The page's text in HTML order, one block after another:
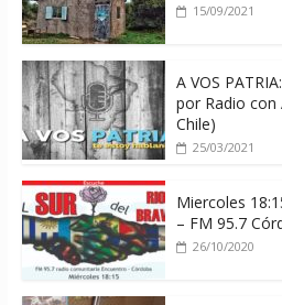
15/09/2021
A VOS
por Radio con
Chile)
25/03/2021
Miercoles
– FM 95.7
26/10/2020